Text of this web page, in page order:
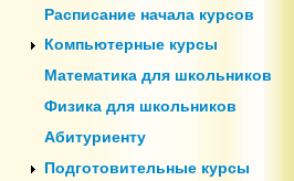
Расписание начала курсов
Компьютерные курсы
Математика для школьников
Физика для школьников
Абитуриенту
Подготовительные курсы